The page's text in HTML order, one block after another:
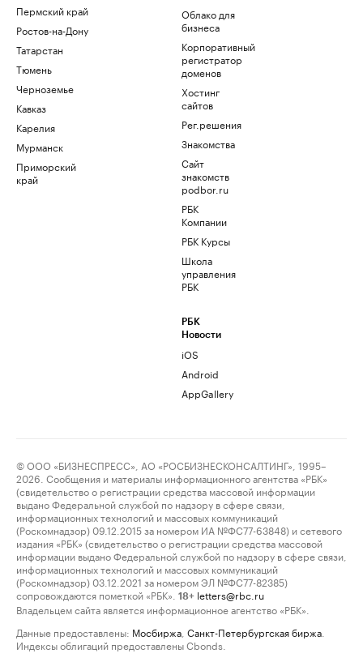
Пермский край
Ростов-на-Дону
Татарстан
Тюмень
Черноземье
Кавказ
Карелия
Мурманск
Приморский
край
Облако для
бизнеса
Корпоративный
регистратор
доменов
Хостинг
сайтов
Рег.решения
Знакомства
Сайт
знакомств
podbor.ru
РБК
Компании
РБК Курсы
Школа
управления
РБК
РБК
Новости
iOS
Android
AppGallery
© ООО «БИЗНЕСПРЕСС», АО «РОСБИЗНЕСКОНСАЛТИНГ», 1995–
2026. Сообщения и материалы информационного агентства «РБК»
(свидетельство о регистрации средства массовой информации
выдано Федеральной службой по надзору в сфере связи,
информационных технологий и массовых коммуникаций
(Роскомнадзор) 09.12.2015 за номером ИА №ФС77-63848) и сетевого
издания «РБК» (свидетельство о регистрации средства массовой
информации выдано Федеральной службой по надзору в сфере связи,
информационных технологий и массовых коммуникаций
(Роскомнадзор) 03.12.2021 за номером ЭЛ №ФС77-82385)
сопровождаются пометкой «РБК».
18+ letters@rbc.ru
Владельцем сайта является информационное агентство «РБК».
Данные предоставлены: Мосбиржа Санкт-Петербургская биржа
Индексы облигаций предоставлены Cbonds.